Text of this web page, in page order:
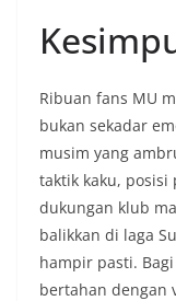
Ribuan fans MU
bukan sekadar
musim yang
taktik kaku,
dukungan klub
balikkan di laga
hampir pasti.
bertahan dengan